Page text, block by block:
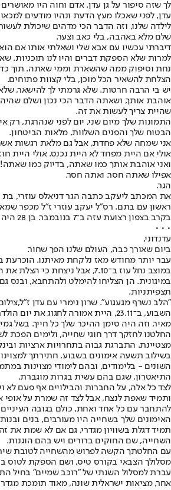
לך שזה סיפור על גן עדן. אדם וחוה היו
עדן, לפני שאכלו מעץ הדעת ונהיו מודעים
לילדה שלנו, וזה הדבר הכי מדהים שיכולת
שלם מלא באהבה, בלי כאב וצער.
דיברתי עכשיו עם אבא שלי ושאלתי אותו אם
למרות שלא הספקת דברים והיו לנו תוכניות.
נחת וסיפוק ממה שהשארת וממי שאתה. תוך
הצלחת להשאיר הכל מוכן, בלי קצוות פתוחים.
יש בי הרבה חרטות. שלא גרמתי לך להישאר,
אוהבת אותך, ושאתה הדבר הכי נכון ושלם שהיה
שהיית צריך לעשות את זה.
התמונות שלך מיום שני, יום לפני שנהרגת, רק
הבטוח שלך והפנים השלוות, מלאות הביטחון.
אני שמחה שלא פחדת, אבל גם מלאת רגשות
אולי אם היית מפחד לא היית נכנס. אולי היית
ואני אוהבת אותך כמו שאתה, בדיוק כמו שאתה!
אפילו שאתה חסר. ואתה חסר.
הגר.
את המכתב ליעקב כתבה הגר דניאלס עוזרי, בת
בקרב בצפון רצועת עזה ב־7 בנובמבר. בן 28 היה בנופלו.
• • •
עדנדוני,
ביום שאורך כבה, העולם שלנו הפך שחור.
עבר יותר מחודש מאז נלקחת מאיתנו. הוכרעת
במוצב נחל עוז ב־7.10, אבל ניצחת
במיגונית. הן הצליחו להימלט ולהתחבא, ובנס
תצפיתניות.
"הלב נשרף מגעגוע". שרון נימרי עם עדן
מאיר, וזה היה סימן ההיכר שלך כל חייך. בשל
החלטנו לחזקך דרך חוגי שחייה, ולימים הפכת
מצטיינת. התברגת גבוה בתחרויות ארציות
בשילוב תשעה אימונים בשבוע, חתירתך
השונים - בלימודים, ובהם לימודי מצוינות
התיאטרון, שגם בהם עשית בגרות מוגברת.
לצד כל אלה, על החברות והבילויים אף פעם לא
ותמיד שאפת לנצח, אבל לצד זה שמרת על אופי
להתחבר עם כל אחד ואחת, כולם בגובה
האימונים שלך בשחייה היו מעורבים, בנים
תמיד דגלת בשוויון מגדרי, גם אם לא שמת את
השחייה, שם החוקים ברורים ויש בהם הוגנות.
עם החלטתך הקשה לפרוש מהשחייה לטובת
מסלולך הצבאי בקורס טיס, ושם הספקת לטוס
עברת למסלול השנתי של "רוכב שמיים" בחיל
אחר, מציאות ישראלית שונה, מאוד תומכת